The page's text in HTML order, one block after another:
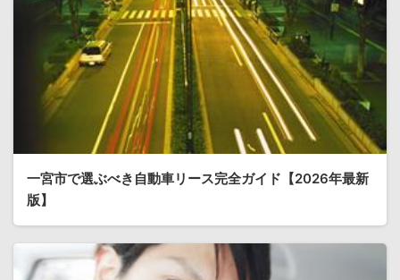
一宮市で選ぶべき自動車リース完全ガイド【2026年最新
版】